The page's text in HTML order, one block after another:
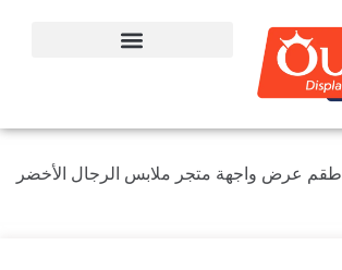
طقم عرض واجهة متجر ملابس الرجال الأخضر